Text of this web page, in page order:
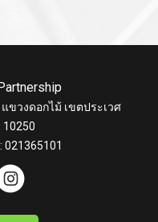
ขวงดอกไม้ เขตประเวศ